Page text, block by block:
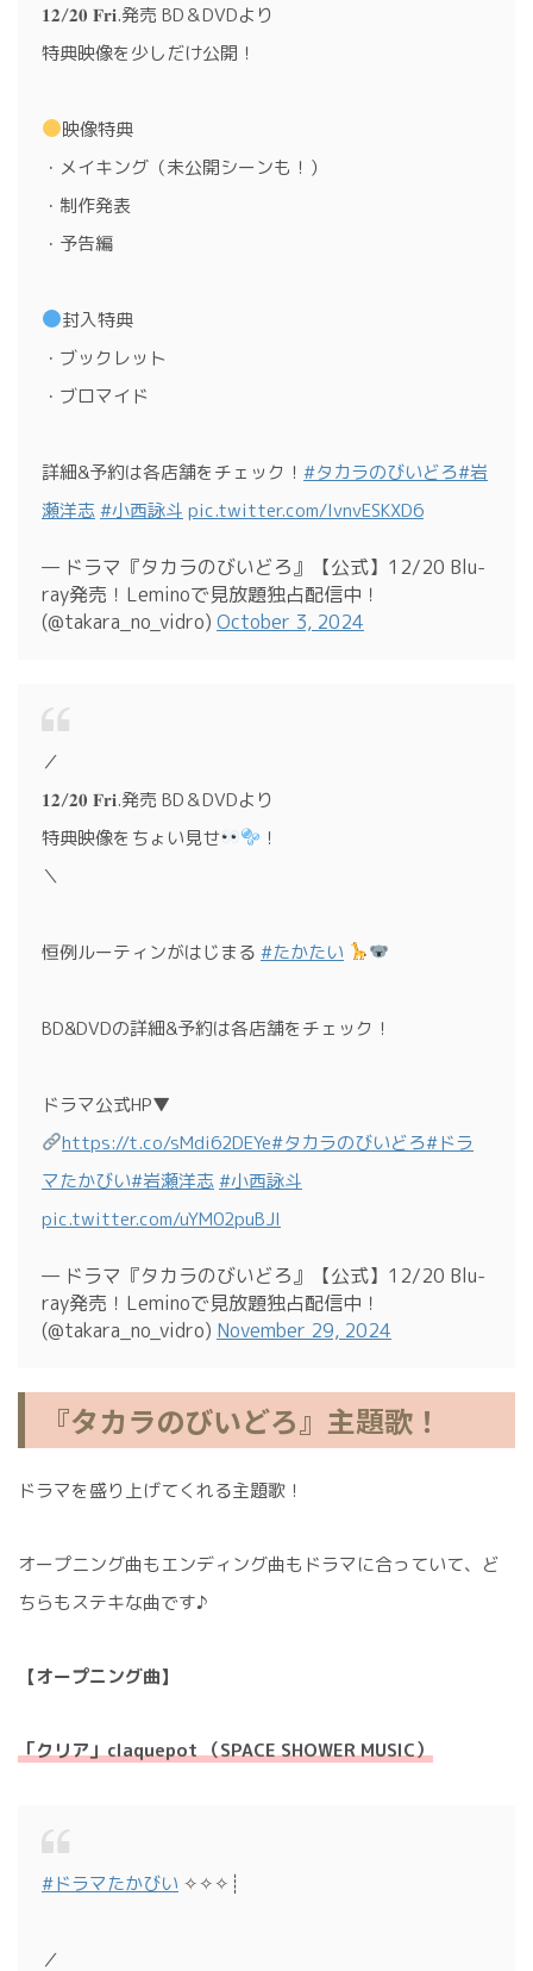
𝟏𝟐/𝟐𝟎 𝐅𝐫𝐢.発売 BD＆DVDより
特典映像を少しだけ公開！
映像特典
・メイキング（未公開シーンも！）
・制作発表
・予告編
封入特典
・ブックレット
・ブロマイド
詳細&予約は各店舗をチェック！ #タカラのびいどろ#岩
瀬洋志 #小西詠斗 pic.twitter.com/lvnvESKXD6
— ドラマ『タカラのびいどろ』【公式】12/20 Blu-
ray発売！Leminoで見放題独占配信中！
(@takara_no_vidro) October 3, 2024
／
𝟏𝟐/𝟐𝟎 𝐅𝐫𝐢.発売 BD＆DVDより
特典映像をちょい見せ
！
＼
恒例ルーティンがはじまる #たかたい
BD&DVDの詳細&予約は各店舗をチェック！
ドラマ公式HP▼
https://t.co/sMdi62DEYe#タカラのびいどろ#ドラ
マたかびい#岩瀬洋志 #小西詠斗
pic.twitter.com/uYM02puBJI
— ドラマ『タカラのびいどろ』【公式】12/20 Blu-
ray発売！Leminoで見放題独占配信中！
(@takara_no_vidro) November 29, 2024
『タカラのびいどろ』主題歌！
ドラマを盛り上げてくれる主題歌！
オープニング曲もエンディング曲もドラマに合っていて、ど
ちらもステキな曲です♪
【オープニング曲】
「クリア」claquepot （SPACE SHOWER MUSIC）
#ドラマたかびい ✧✧✧┊
／